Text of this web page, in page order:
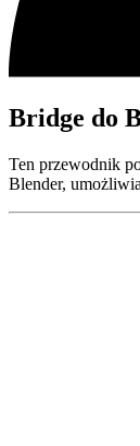
Bridge do
Ten przewodnik
Blender,